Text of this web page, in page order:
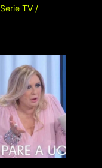
Serie TV/